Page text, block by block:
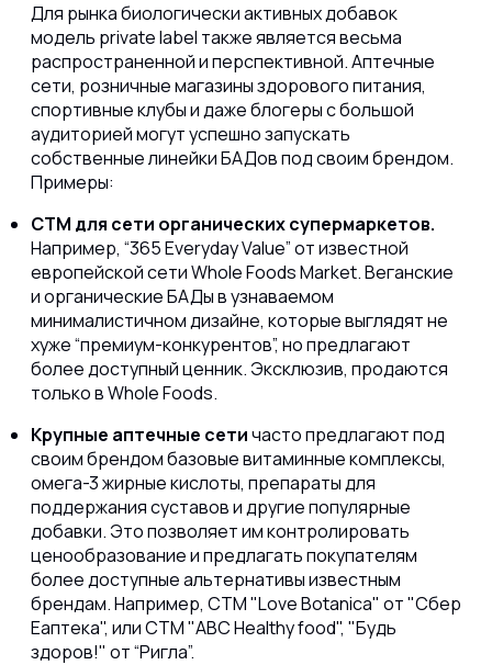
Для рынка биологически активных добавок
модель private label также является весьма
распространенной и перспективной. Аптечные
сети, розничные магазины здорового питания,
спортивные клубы и даже блогеры с большой
аудиторией могут успешно запускать
собственные линейки БАДов под своим брендом.
Примеры:
СТМ для сети органических супермаркетов.
Например, “365 Everyday Value” от известной
европейской сети Whole Foods Market. Веганские
и органические БАДы в узнаваемом
минималистичном дизайне, которые выглядят не
хуже “премиум-конкурентов”, но предлагают
более доступный ценник. Эксклюзив, продаются
только в Whole Foods.
Крупные аптечные сетичасто предлагают под
своим брендом базовые витаминные комплексы,
омега-3 жирные кислоты, препараты для
поддержания суставов и другие популярные
добавки. Это позволяет им контролировать
ценообразование и предлагать покупателям
более доступные альтернативы известным
брендам. Например, СТМ "Love Botanica" от "Сбер
Еаптека", или СТМ "ABC Healthy food", "Будь
здоров!" от “Ригла”.